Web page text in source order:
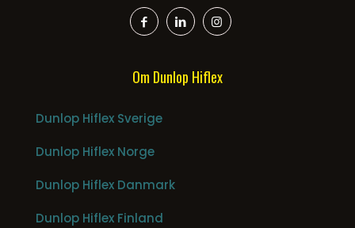
Om Dunlop Hiflex
Dunlop Hiflex Sverige
Dunlop Hiflex Norge
Dunlop Hiflex Danmark
Dunlop Hiflex Finland